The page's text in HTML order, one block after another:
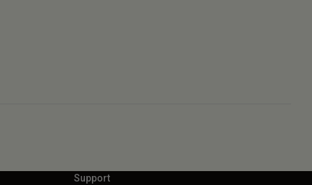
Support